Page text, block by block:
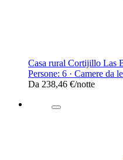
Casa rural Cortijillo Las
Persone: 6 · Camere da
Da 238,46 €/notte